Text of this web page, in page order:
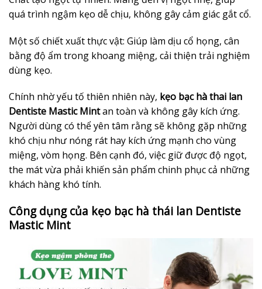
quá trình ngậm kẹo dễ chịu, không gây cảm giác gắt cổ.
Một số chiết xuất thực vật: Giúp làm dịu cổ họng, cân
bằng độ ẩm trong khoang miệng, cải thiện trải nghiệm
dùng kẹo.
Chính nhờ yếu tố thiên nhiên này, kẹo bạc hà thai lan
Dentiste Mastic Mintan toàn và không gây kích ứng.
Người dùng có thể yên tâm rằng sẽ không gặp những
khó chịu như nóng rát hay kích ứng mạnh cho vùng
miệng, vòm họng. Bên cạnh đó, việc giữ được độ ngọt,
the mát vừa phải khiến sản phẩm chinh phục cả những
khách hàng khó tính.
Công dụng của kẹo bạc hà thái lan Dentiste
Mastic Mint